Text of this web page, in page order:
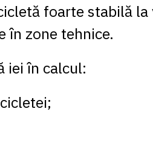
foarte stabilă la
în zone tehnice.
iei în calcul: